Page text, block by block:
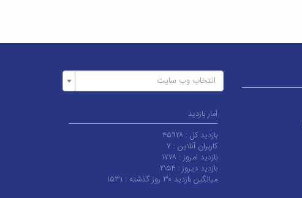
انتخاب وب سایت
آمار بازدید
بازدید کل : ۴۵۹۲۸
کاربران آنلاین : ۷
بازدید امروز : ۱۷۷۸
بازدید دیروز : ۲۱۵۴
میانگین بازدید ۳۰ روز گذشته :
۱۵۳۱